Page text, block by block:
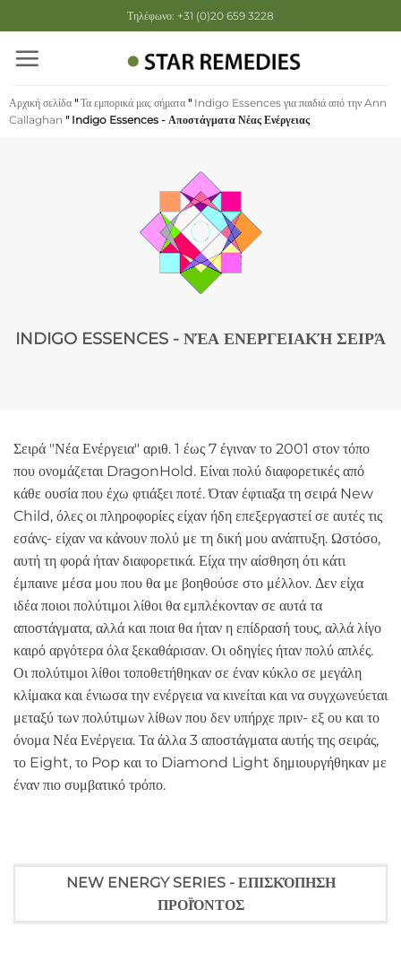
στο
περιεχόμενο
Τηλέφωνο: +31 (0)20 659 3228
Αρχική σελίδα "Τα εμπορικά μας σήματα " Indigo Essences για παιδιά από την Ann
Callaghan " Indigo Essences - Αποστάγματα Νέας Ενέργειας
INDIGO ESSENCES - ΝΈΑ ΕΝΕΡΓΕΙΑΚΉ ΣΕΙΡΆ
Σειρά "Νέα Ενέργεια" αριθ. 1 έως 7 έγιναν το 2001 στον τόπο
που ονομάζεται DragonHold. Είναι πολύ διαφορετικές από
κάθε ουσία που έχω φτιάξει ποτέ. Όταν έφτιαξα τη σειρά New
Child, όλες οι πληροφορίες είχαν ήδη επεξεργαστεί σε αυτές τις
εσάνς- είχαν να κάνουν πολύ με τη δική μου ανάπτυξη. Ωστόσο,
αυτή τη φορά ήταν διαφορετικά. Είχα την αίσθηση ότι κάτι
έμπαινε μέσα μου που θα με βοηθούσε στο μέλλον. Δεν είχα
ιδέα ποιοι πολύτιμοι λίθοι θα εμπλέκονταν σε αυτά τα
αποστάγματα, αλλά και ποια θα ήταν η επίδρασή τους, αλλά λίγο
καιρό αργότερα όλα ξεκαθάρισαν. Οι οδηγίες ήταν πολύ απλές.
Οι πολύτιμοι λίθοι τοποθετήθηκαν σε έναν κύκλο σε μεγάλη
κλίμακα και ένιωσα την ενέργεια να κινείται και να συγχωνεύεται
μεταξύ των πολύτιμων λίθων που δεν υπήρχε πριν- εξ ου και το
όνομα Νέα Ενέργεια. Τα άλλα 3 αποστάγματα αυτής της σειράς,
το Eight, το Pop και το Diamond Light δημιουργήθηκαν με
έναν πιο συμβατικό τρόπο.
NEW ENERGY SERIES - ΕΠΙΣΚΌΠΗΣΗ
ΠΡΟΪΌΝΤΟΣ